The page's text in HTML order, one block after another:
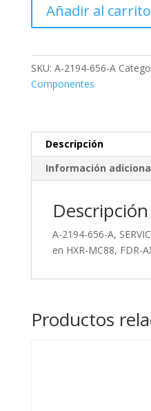
2194-
SERVICE,
LSV-
HXR-
MC88,
FDR-
cantidad
Añadir al carrito
SKU: A-2194-656-A
Componentes
Descripción
Información
Descripción
A-2194-656-A,
en HXR-MC88, FDR-
Productos